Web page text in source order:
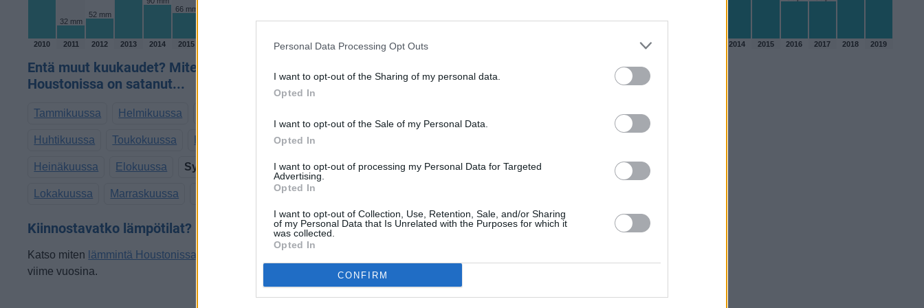
Personal Data Processing Opt Outs
I want to opt-out of the Sharing of my personal data.
Opted In
I want to opt-out of the Sale of my Personal Data.
Opted In
I want to opt-out of processing my Personal Data for Targeted
Advertising.
Opted In
I want to opt-out of Collection, Use, Retention, Sale, and/or Sharing
of my Personal Data that Is Unrelated with the Purposes for which it
was collected.
Opted In
CONFIRM
32 mm
52 mm
66 mm
2010 2011 2012 2013 2014 2015 2018 2019 2011 2014 2015 2016 2017 2018 2019
Entä muut kuukaudet? Miten paljon
Houstonissa on satanut...
Tammikuussa Helmikuussa
Huhtikuussa Toukokuussa
Heinäkuussa Elokuussa Syyskuussa
Lokakuussa Marraskuussa
Kiinnostavatko lämpötilat?
Katso miten lämmintä Houstonissa on ollut syyskuussa
viime vuosina.
2011
32 mm
5 kpl
2014
90 mm
9 kpl
2015
2017
33 mm
8 kpl
2018
221 mm
2019
380 mm 10 kpl